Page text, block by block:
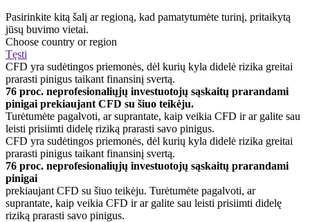
Pasirinkite kitą šalį ar regioną, kad pamatytumėte turinį, pritaikytą
jūsų buvimo vietai.
Choose country or region
Tęsti
CFD yra sudėtingos priemonės, dėl kurių kyla didelė rizika greitai
prarasti pinigus taikant finansinį svertą.
76 proc. neprofesionaliųjų investuotojų sąskaitų prarandami
pinigai prekiaujant CFD su šiuo teikėju.
Turėtumėte pagalvoti, ar suprantate, kaip veikia CFD ir ar galite sau
leisti prisiimti didelę riziką prarasti savo pinigus.
CFD yra sudėtingos priemonės, dėl kurių kyla didelė rizika greitai
prarasti pinigus taikant finansinį svertą.
76 proc. neprofesionaliųjų investuotojų sąskaitų prarandami
pinigai
prekiaujant CFD su šiuo teikėju. Turėtumėte pagalvoti, ar
suprantate, kaip veikia CFD ir ar galite sau leisti prisiimti didelę
riziką prarasti savo pinigus.